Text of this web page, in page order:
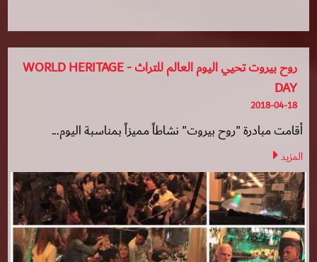
روح بيروت تحيي اليوم العالم للتراث - WORLD HERITAGE
DAY
2018-04-18
أقامت مبادرة "روح بيروت" نشاطاً مميزاً بمناسبة اليوم...
المزيد